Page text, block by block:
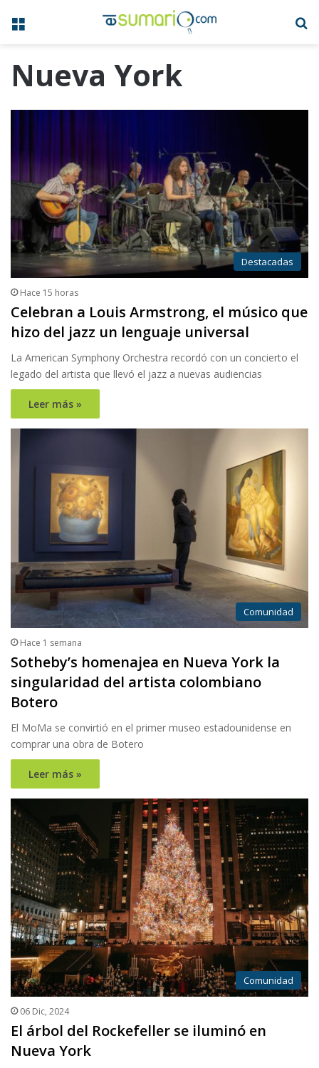
Menú
Nueva York
Destacadas
Hace 15 horas
Celebran a Louis Armstrong, el músico que
hizo del jazz un lenguaje universal
La American Symphony Orchestra recordó con un concierto el
legado del artista que llevó el jazz a nuevas audiencias
Leer más »
Comunidad
Hace 1 semana
Sotheby’s homenajea en Nueva York la
singularidad del artista colombiano
Botero
El MoMa se convirtió en el primer museo estadounidense en
comprar una obra de Botero
Leer más »
Comunidad
06 Dic, 2024
El árbol del Rockefeller se iluminó en
Nueva York